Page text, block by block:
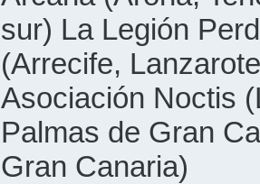
sur) La Legión
(Arrecife,
Asociación Noctis
Palmas de Gran
Gran Canaria)